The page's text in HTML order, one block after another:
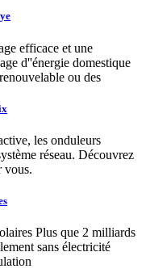
efficace et une
d''énergie domestique
ou des
les onduleurs
réseau. Découvrez
vous.
Plus que 2 milliards
sans électricité